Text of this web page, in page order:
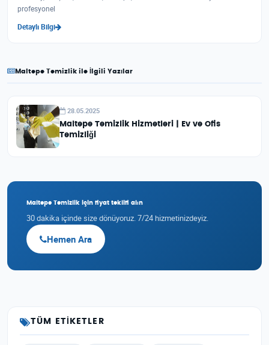
profesyonel
Detaylı Bilgi
Maltepe Temizlik ile İlgili Yazılar
28.05.2025
Maltepe Temizlik Hizmetleri | Ev ve Ofis
Temizliği
Maltepe Temizlik için fiyat teklifi alın
30 dakika içinde size dönüyoruz. 7/24 hizmetinizdeyiz.
Hemen Ara
TÜM ETIKETLER